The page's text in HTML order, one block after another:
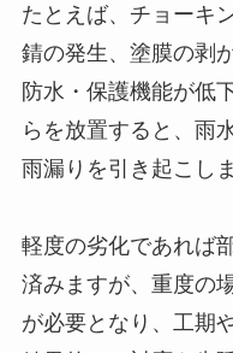
たとえば、チョーキ
錆の発生、塗膜の剥
防水・保護機能が低
らを放置すると、雨
雨漏りを引き起こしま
軽度の劣化であれば
済みますが、重度の
が必要となり、工期